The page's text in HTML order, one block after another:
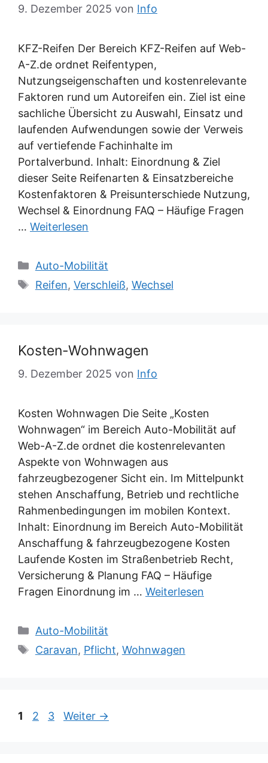
9. Dezember 2025 von Info
KFZ-Reifen Der Bereich KFZ-Reifen auf Web-
A-Z.de ordnet Reifentypen,
Nutzungseigenschaften und kostenrelevante
Faktoren rund um Autoreifen ein. Ziel ist eine
sachliche Übersicht zu Auswahl, Einsatz und
laufenden Aufwendungen sowie der Verweis
auf vertiefende Fachinhalte im
Portalverbund. Inhalt: Einordnung & Ziel
dieser Seite Reifenarten & Einsatzbereiche
Kostenfaktoren & Preisunterschiede Nutzung,
Wechsel & Einordnung FAQ – Häufige Fragen
… Weiterlesen
Kategorien
Auto-Mobilität
Schlagwörter
Reifen, Verschleiß, Wechsel
Kosten-Wohnwagen
9. Dezember 2025 von Info
Kosten Wohnwagen Die Seite „Kosten
Wohnwagen“ im Bereich Auto-Mobilität auf
Web-A-Z.de ordnet die kostenrelevanten
Aspekte von Wohnwagen aus
fahrzeugbezogener Sicht ein. Im Mittelpunkt
stehen Anschaffung, Betrieb und rechtliche
Rahmenbedingungen im mobilen Kontext.
Inhalt: Einordnung im Bereich Auto-Mobilität
Anschaffung & fahrzeugbezogene Kosten
Laufende Kosten im Straßenbetrieb Recht,
Versicherung & Planung FAQ – Häufige
Fragen Einordnung im … Weiterlesen
Kategorien
Auto-Mobilität
Schlagwörter
Caravan, Pflicht, Wohnwagen
Seite
1 Seite
2 Seite
3 Weiter →